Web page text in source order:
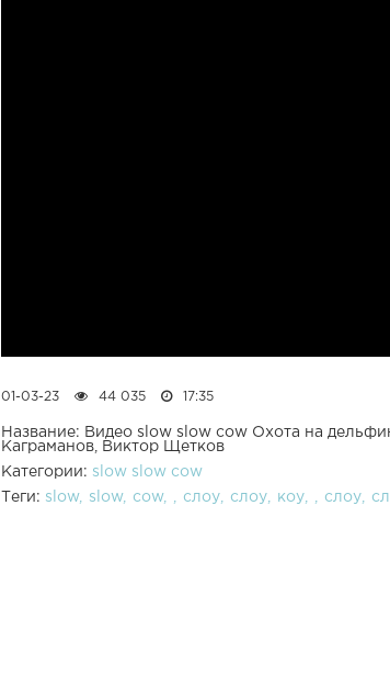
01-03-23 44 035 17:35
Название: Видео slow slow cow Охота на
Каграманов, Виктор Щетков
Категории: slow slow cow
Теги: slow slow cow слоу слоу коу слоу